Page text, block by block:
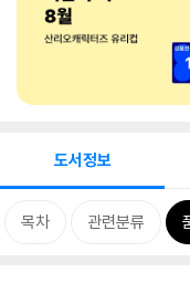
도서정보
목차 관련분류